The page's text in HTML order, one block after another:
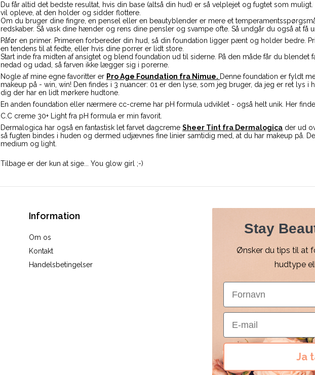
Du får altid det bedste resultat, hvis din base (altså din hud) er så velplejet og fugtet som
vil opleve, at den holder og sidder flottere.
Om du bruger dine fingre, en pensel eller en beautyblender er mere et
redskaber. Så vask dine hænder og rens dine pensler og svampe ofte. Så undgår du også at få
Påfør en primer. Primeren forbereder din hud, så din foundation ligger pænt og holder bedre.
en tendens til at fedte, eller hvis dine porrer er lidt store.
Start inde fra midten af ansigtet og blend foundation ud til siderne. På den måde får du
nedad og udad, så farven ikke lægger sig i porerne.
Nogle af mine egne favoritter er Pro Age Foundation fra Nimue. Denne foundation er fyldt
makeup på - win, win! Den findes i 3 nuancer: 01 er den lyse, som jeg bruger, da jeg er ret lys
dig der har en lidt mørkere hudtone.
En anden foundation eller nærmere cc-creme har pH formula udviklet - også helt unik. Her
C.C creme 30+ Light fra pH formula er min favorit.
Dermalogica har også en fantastisk let farvet dagcreme Sheer Tint fra Dermalogicader ud
så fugten bindes i huden og dermed udjævnes fine linier samtidig med, at du har makeup på.
medium og light.
Tilbage er der kun at sige... You glow girl ;-)
Information
Om os
Kontakt
Handelsbetingelser
Stay
Ønsker du tips til at
hudtype
Fornavn
E-mail
Ja